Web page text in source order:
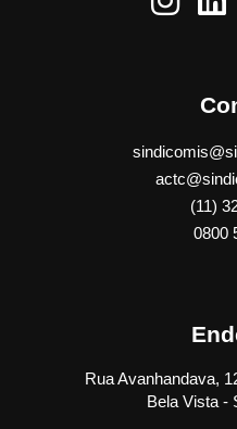
(11)
0800
Rua Avanhandava,
Bela Vista -